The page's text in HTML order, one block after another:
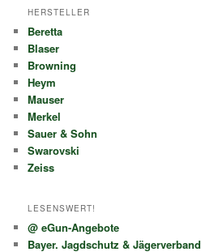
HERSTELLER
Beretta
Blaser
Browning
Heym
Mauser
Merkel
Sauer & Sohn
Swarovski
Zeiss
LESENSWERT!
@ eGun-Angebote
Bayer. Jagdschutz & Jägerverband